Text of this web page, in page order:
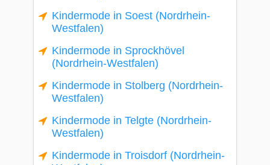
Kindermode in Soest (Nordrhein-
Westfalen)
Kindermode in Sprockhövel
(Nordrhein-Westfalen)
Kindermode in Stolberg (Nordrhein-
Westfalen)
Kindermode in Telgte (Nordrhein-
Westfalen)
Kindermode in Troisdorf (Nordrhein-